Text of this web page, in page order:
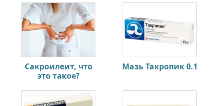
Сакроилеит, что
это такое?
Мазь Такропик 0.1